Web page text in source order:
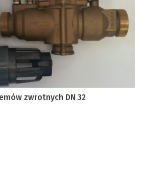
zwrotnych DN 32